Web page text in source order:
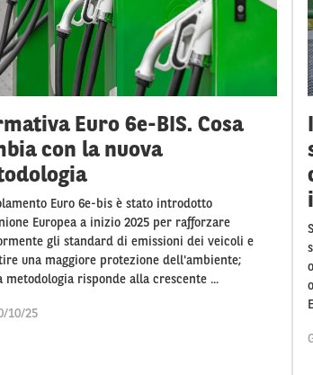
Euro 6e-BIS. Cosa
con la nuova
Euro 6e-bis è stato introdotto
Europea a inizio 2025 per rafforzare
gli standard di emissioni dei veicoli e
una maggiore protezione dell'ambiente;
metodologia risponde alla crescente ...
10/25